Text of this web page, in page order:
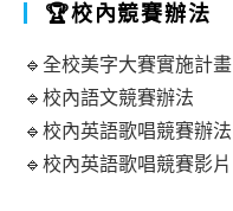
🏆校內競賽辦法
🔹全校美字大賽實施計畫
🔹校內語文競賽辦法
🔹校內英語歌唱競賽辦法
🔹校內英語歌唱競賽影片